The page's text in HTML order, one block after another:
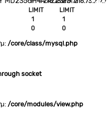
LIMIT
1
0
LIMIT
1
0
/core/class/mysql.php
socket
/core/modules/view.php